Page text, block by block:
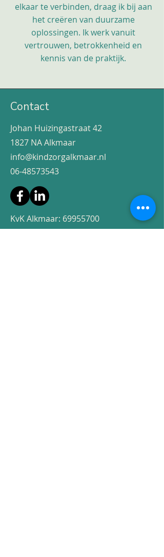
elkaar te verbinden, draag ik bij aan
het creëren van duurzame
oplossingen. Ik werk vanuit
vertrouwen, betrokkenheid en
kennis van de praktijk.
Contact
Johan Huizingastraat 42
1827 NA Alkmaar
info@kindzorgalkmaar.nl
06-48573543
KvK Alkmaar: 69955700